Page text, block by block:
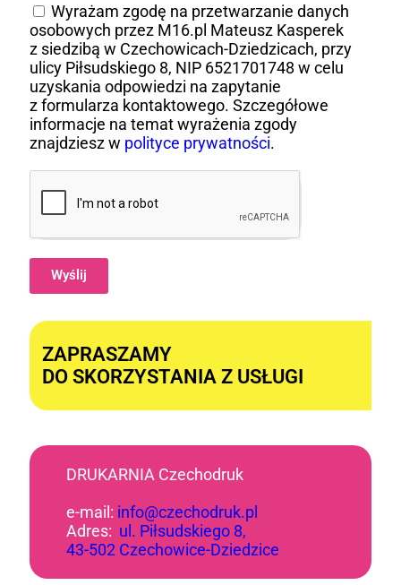
Wyrażam zgodę na przetwarzanie danych
osobowych przez M16.pl Mateusz Kasperek
z siedzibą w Czechowicach-Dziedzicach, przy
ulicy Piłsudskiego 8, NIP 6521701748 w celu
uzyskania odpowiedzi na zapytanie
z formularza kontaktowego. Szczegółowe
informacje na temat wyrażenia zgody
znajdziesz w polityce prywatności.
Wyślij
ZAPRASZAMY
DO SKORZYSTANIA Z USŁUGI
DRUKARNIA Czechodruk
e-mail: info@czechodruk.pl
Adres: ul. Piłsudskiego 8,
43-502 Czechowice-Dziedzice